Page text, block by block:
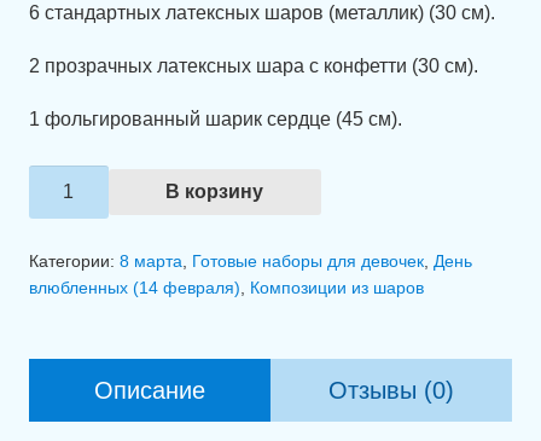
6 стандартных латексных шаров (металлик) (30 см).
2 прозрачных латексных шара с конфетти (30 см).
1 фольгированный шарик сердце (45 см).
Количество
товара
шаров
В корзину
Категории: 8 марта, Готовые наборы для девочек, День
влюбленных (14 февраля), Композиции из шаров
Описание Отзывы (0)